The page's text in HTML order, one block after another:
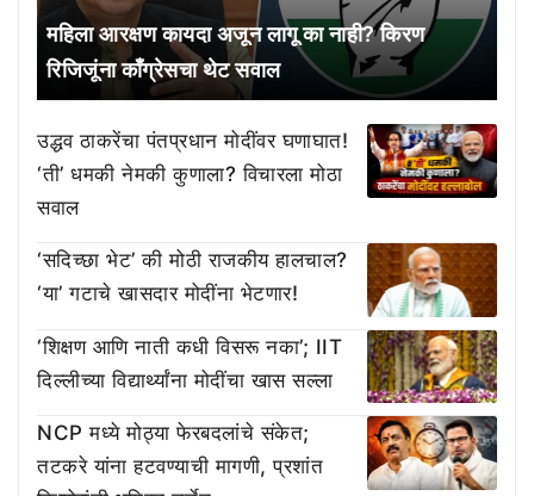
महिला आरक्षण कायदा अजून लागू का नाही? किरण
रिजिजूंना काँग्रेसचा थेट सवाल
उद्धव ठाकरेंचा पंतप्रधान मोदींवर घणाघात!
‘ती’ धमकी नेमकी कुणाला? विचारला मोठा
सवाल
‘सदिच्छा भेट’ की मोठी राजकीय हालचाल?
‘या’ गटाचे खासदार मोदींना भेटणार!
‘शिक्षण आणि नाती कधी विसरू नका’; IIT
दिल्लीच्या विद्यार्थ्यांना मोदींचा खास सल्ला
NCP मध्ये मोठ्या फेरबदलांचे संकेत;
तटकरे यांना हटवण्याची मागणी, प्रशांत